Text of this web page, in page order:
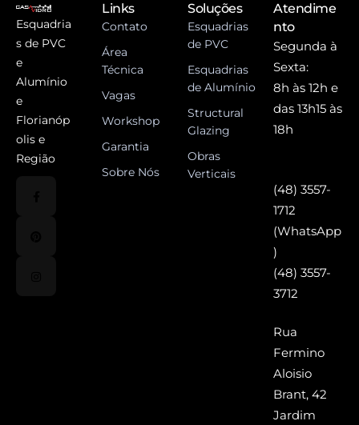
Esquadria
s de PVC
e
Alumínio
e
Florianóp
olis e
Região
Links
Contato
Área
Técnica
Vagas
Workshop
Garantia
Sobre Nós
Soluções
Esquadrias
de PVC
Esquadrias
de Alumínio
Structural
Glazing
Obras
Verticais
Atendime
nto
Segunda à
Sexta:
8h às 12h e
das 13h15 às
18h
(48) 3557-
1712
(WhatsApp
)
(48) 3557-
3712
Rua
Fermino
Aloisio
Brant, 42
Jardim